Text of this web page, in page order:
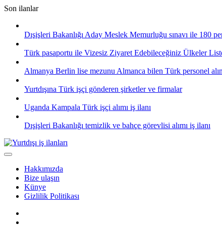
Skip
content
Son ilanlar
Dışişleri Bakanlığı Aday Meslek Memurluğu sınavı ile 180
Türk pasaportu ile Vizesiz Ziyaret Edebileceğiniz Ülkeler
Almanya Berlin lise mezunu Almanca bilen Türk personel
Yurtdışına Türk işçi gönderen şirketler ve firmalar
Uganda Kampala Türk işçi alımı iş ilanı
Dışişleri Bakanlığı temizlik ve bahçe görevlisi alımı iş ilanı
Hakkımızda
Bize ulaşın
Künye
Gizlilik Politikası